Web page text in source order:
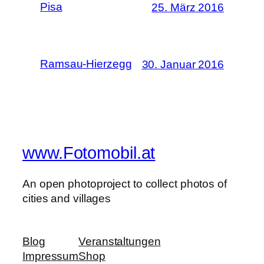
Pisa 25. März 2016
Ramsau-Hierzegg 30. Januar 2016
www.Fotomobil.at
An open photoproject to collect photos of
cities and villages
Blog
Impressum
Veranstaltungen
Shop